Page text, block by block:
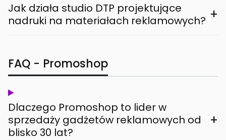
Jak działa studio DTP projektujące
nadruki na materiałach reklamowych? +
FAQ - Promoshop
Dlaczego Promoshop to lider w
sprzedaży gadżetów reklamowych od
blisko 30 lat?
+